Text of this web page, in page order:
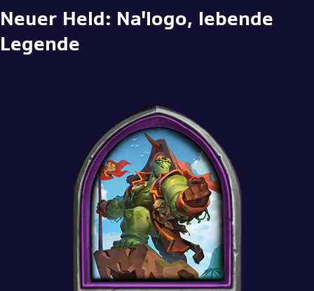
Neuer Held: Na'logo, lebende
Legende